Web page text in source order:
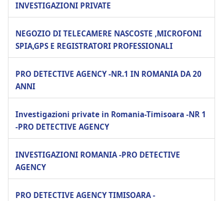
INVESTIGAZIONI PRIVATE
NEGOZIO DI TELECAMERE NASCOSTE ,MICROFONI
SPIA,GPS E REGISTRATORI PROFESSIONALI
PRO DETECTIVE AGENCY -NR.1 IN ROMANIA DA 20
ANNI
Investigazioni private in Romania-Timisoara -NR 1
-PRO DETECTIVE AGENCY
INVESTIGAZIONI ROMANIA -PRO DETECTIVE
AGENCY
PRO DETECTIVE AGENCY TIMISOARA -